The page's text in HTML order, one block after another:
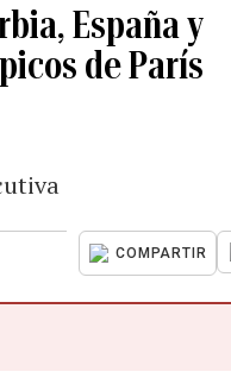
España y
de París
COMPARTIR